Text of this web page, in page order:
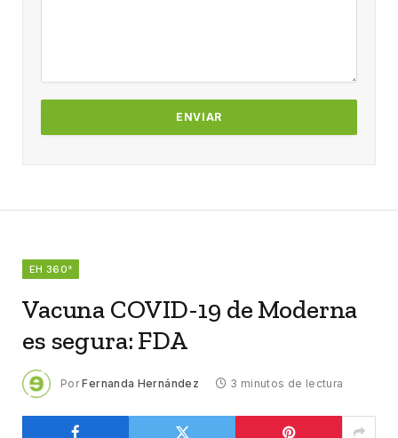
EH 360°
Vacuna COVID-19 de Moderna
es segura: FDA
Por Fernanda Hernández 3 minutos de lectura